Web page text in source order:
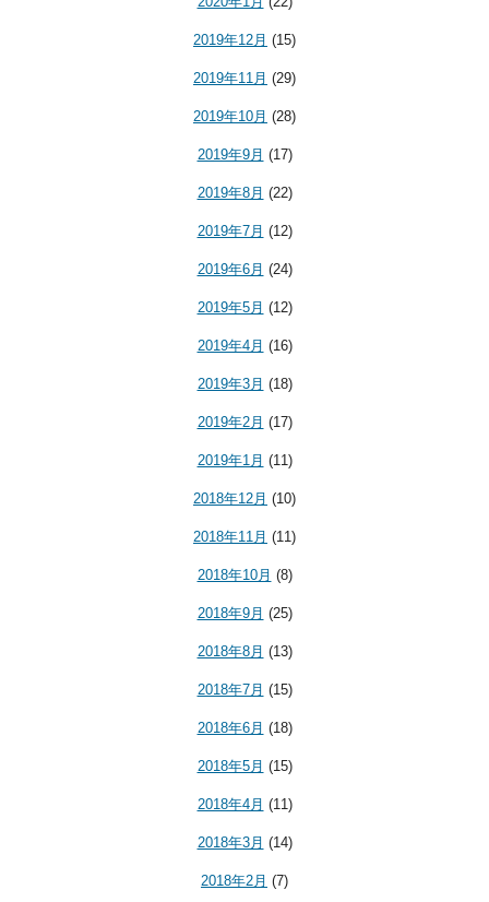
2019年12月 (15)
2019年11月 (29)
2019年10月 (28)
2019年9月 (17)
2019年8月 (22)
2019年7月 (12)
2019年6月 (24)
2019年5月 (12)
2019年4月 (16)
2019年3月 (18)
2019年2月 (17)
2019年1月 (11)
2018年12月 (10)
2018年11月 (11)
2018年10月 (8)
2018年9月 (25)
2018年8月 (13)
2018年7月 (15)
2018年6月 (18)
2018年5月 (15)
2018年4月 (11)
2018年3月 (14)
2018年2月 (7)